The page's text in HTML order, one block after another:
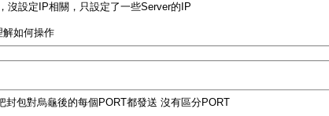
沒設定IP相關，只設定了一些Server的IP
解如何操作
封包對烏龜後的每個PORT都發送 沒有區分PORT